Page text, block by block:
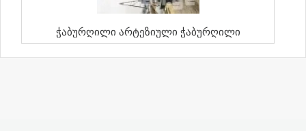
Ჭაბურღილი Არტეზიული Ჭაბურღილი